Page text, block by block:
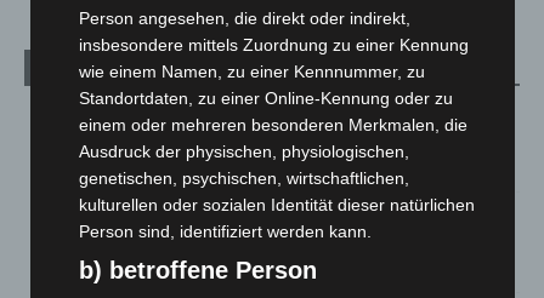
Aktuelle Beiträge
Brand im „Haus der Begegnung“ in Neuwarmbüchen schnell
Region Hannover: 21 neue Notfallsanitäter starten beim
Roten Kreuz
5. August 2026
Person angesehen, die direkt oder indirekt,
insbesondere mittels Zuordnung zu einer Kennung
wie einem Namen, zu einer Kennnummer, zu
Standortdaten, zu einer Online-Kennung oder zu
einem oder mehreren besonderen Merkmalen, die
Ausdruck der physischen, physiologischen,
genetischen, psychischen, wirtschaftlichen,
kulturellen oder sozialen Identität dieser natürlichen
Person sind, identifiziert werden kann.
b) betroffene Person